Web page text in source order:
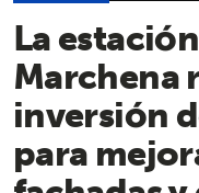
La
Marchena
inversión
para